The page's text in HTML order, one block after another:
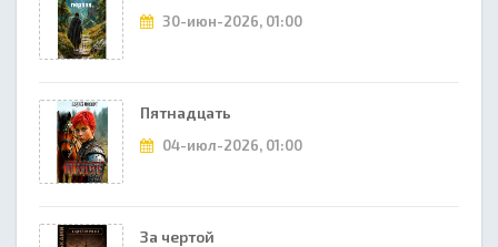
30-июн-2026, 01:00
Пятнадцать
04-июл-2026, 01:00
За чертой